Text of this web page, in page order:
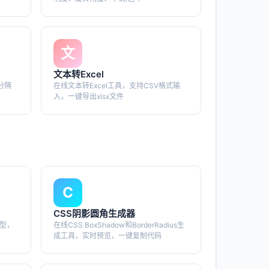
隔
文
文本转Excel
在线文本转Excel工具，支持CSV格式输
入，一键导出xlsx文件
，
C
CSS阴影圆角生成器
在线CSS BoxShadow和BorderRadius生
成工具，实时预览，一键复制代码